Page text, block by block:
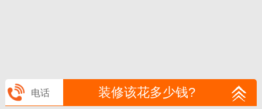
电话 装修该花多少钱?